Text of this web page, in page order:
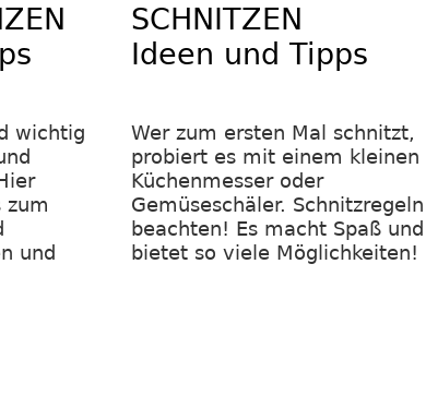
wichtig
zum
und
SCHNITZEN
Ideen und Tipps
Wer zum ersten Mal schnitzt,
probiert es mit einem kleinen
Küchenmesser oder
Gemüseschäler. Schnitzregeln
beachten! Es macht Spaß und
bietet so viele Möglichkeiten!